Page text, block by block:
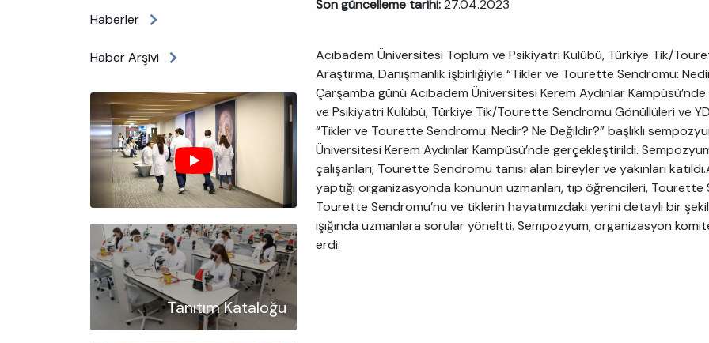
Haberler
Haber Arşivi
Tanıtım Kataloğu
Son güncelleme tarihi:27.04.2023
Acıbadem Üniversitesi Toplum ve Psikiyatri Kulübü, Türkiye Tik/
Araştırma, Danışmanlık işbirliğiyle “Tikler ve Tourette Sendromu:
Çarşamba günü Acıbadem Üniversitesi Kerem Aydınlar
ve Psikiyatri Kulübü, Türkiye Tik/Tourette Sendromu Gönüllüleri ve
“Tikler ve Tourette Sendromu: Nedir? Ne Değildir?” başlıklı
Üniversitesi Kerem Aydınlar Kampüsü’nde gerçekleştirildi.
çalışanları, Tourette Sendromu tanısı alan bireyler ve yakınları
yaptığı organizasyonda konunun uzmanları, tıp öğrencileri, Tourette
Tourette Sendromu’nu ve tiklerin hayatımızdaki yerini detaylı bir
ışığında uzmanlara sorular yöneltti. Sempozyum, organizasyon
erdi.